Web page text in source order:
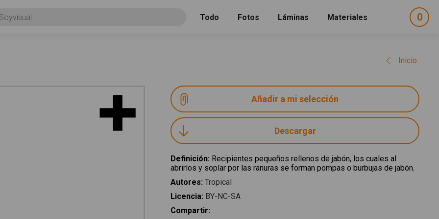
Todo Fotos Láminas Materiales 0
Inicio
Descargar
Definición: Recipientes pequeños rellenos de jabón, los cuales al
abrirlos y soplar por las ranuras se forman pompas o burbujas de jabón.
Autores: Tropical
Licencia: BY-NC-SA
Compartir: